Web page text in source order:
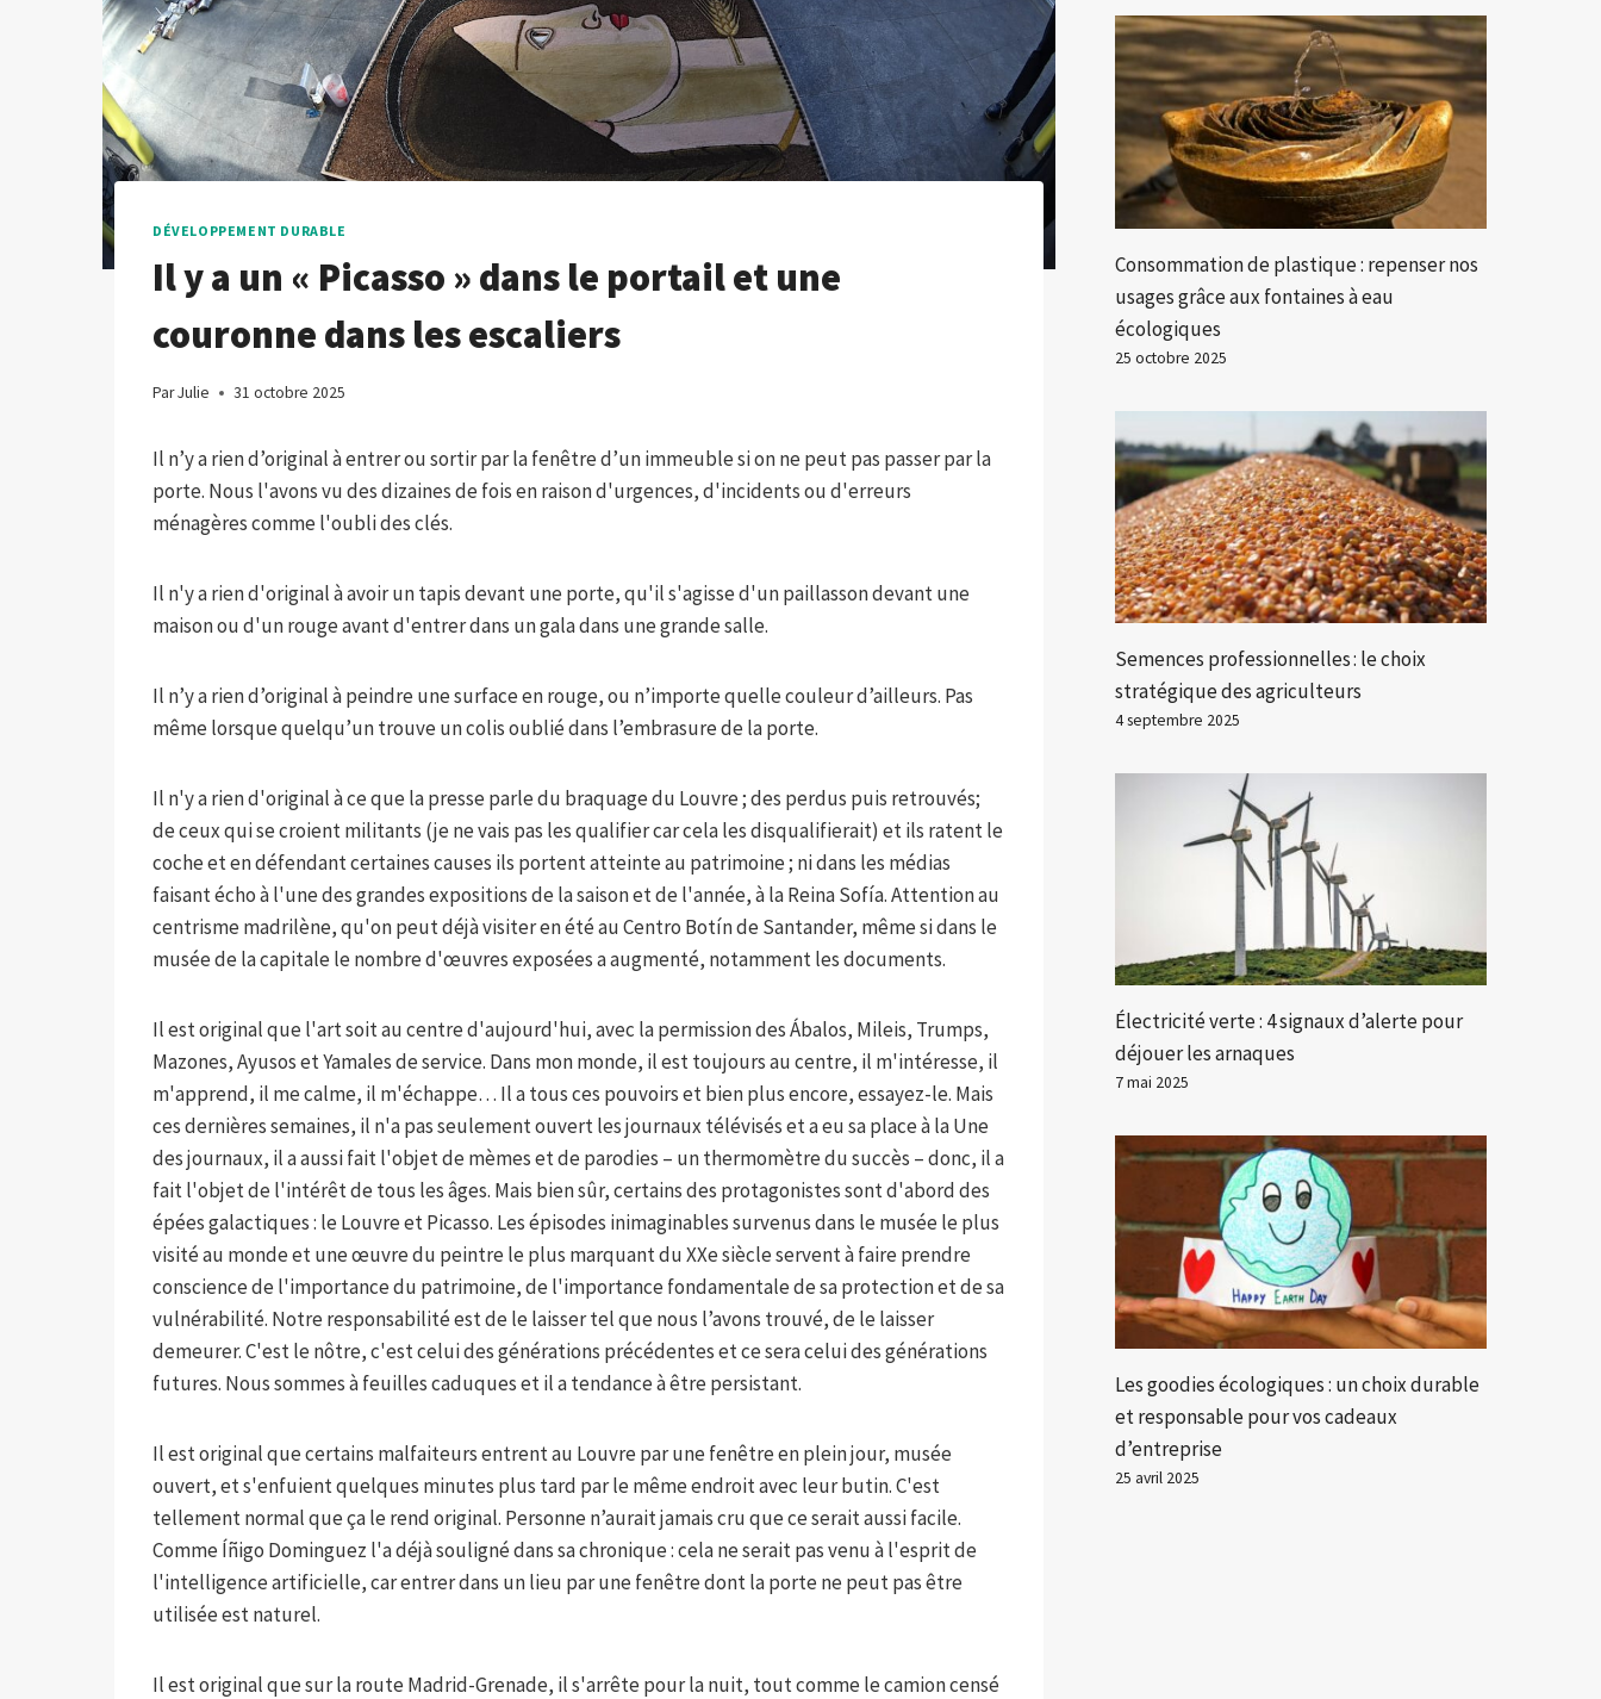
DÉVELOPPEMENT DURABLE
Il y a un « Picasso » dans le portail et une
couronne dans les escaliers
ParJulie 31 octobre 2025
Il n’y a rien d’original à entrer ou sortir par la fenêtre d’un immeuble si on ne peut pas passer par la
porte. Nous l'avons vu des dizaines de fois en raison d'urgences, d'incidents ou d'erreurs
ménagères comme l'oubli des clés.
Il n'y a rien d'original à avoir un tapis devant une porte, qu'il s'agisse d'un paillasson devant une
maison ou d'un rouge avant d'entrer dans un gala dans une grande salle.
Il n’y a rien d’original à peindre une surface en rouge, ou n’importe quelle couleur d’ailleurs. Pas
même lorsque quelqu’un trouve un colis oublié dans l’embrasure de la porte.
Il n'y a rien d'original à ce que la presse parle du braquage du Louvre ; des perdus puis retrouvés;
de ceux qui se croient militants (je ne vais pas les qualifier car cela les disqualifierait) et ils ratent le
coche et en défendant certaines causes ils portent atteinte au patrimoine ; ni dans les médias
faisant écho à l'une des grandes expositions de la saison et de l'année, à la Reina Sofía. Attention au
centrisme madrilène, qu'on peut déjà visiter en été au Centro Botín de Santander, même si dans le
musée de la capitale le nombre d'œuvres exposées a augmenté, notamment les documents.
Il est original que l'art soit au centre d'aujourd'hui, avec la permission des Ábalos, Mileis, Trumps,
Mazones, Ayusos et Yamales de service. Dans mon monde, il est toujours au centre, il m'intéresse, il
m'apprend, il me calme, il m'échappe… Il a tous ces pouvoirs et bien plus encore, essayez-le. Mais
ces dernières semaines, il n'a pas seulement ouvert les journaux télévisés et a eu sa place à la Une
des journaux, il a aussi fait l'objet de mèmes et de parodies – un thermomètre du succès – donc, il a
fait l'objet de l'intérêt de tous les âges. Mais bien sûr, certains des protagonistes sont d'abord des
épées galactiques : le Louvre et Picasso. Les épisodes inimaginables survenus dans le musée le plus
visité au monde et une œuvre du peintre le plus marquant du XXe siècle servent à faire prendre
conscience de l'importance du patrimoine, de l'importance fondamentale de sa protection et de sa
vulnérabilité. Notre responsabilité est de le laisser tel que nous l’avons trouvé, de le laisser
demeurer. C'est le nôtre, c'est celui des générations précédentes et ce sera celui des générations
futures. Nous sommes à feuilles caduques et il a tendance à être persistant.
Il est original que certains malfaiteurs entrent au Louvre par une fenêtre en plein jour, musée
ouvert, et s'enfuient quelques minutes plus tard par le même endroit avec leur butin. C'est
tellement normal que ça le rend original. Personne n’aurait jamais cru que ce serait aussi facile.
Comme Íñigo Dominguez l'a déjà souligné dans sa chronique : cela ne serait pas venu à l'esprit de
l'intelligence artificielle, car entrer dans un lieu par une fenêtre dont la porte ne peut pas être
utilisée est naturel.
Il est original que sur la route Madrid-Grenade, il s'arrête pour la nuit, tout comme le camion censé
Consommation de plastique : repenser nos
usages grâce aux fontaines à eau
écologiques
25 octobre 2025
Semences professionnelles : le choix
stratégique des agriculteurs
4 septembre 2025
Électricité verte : 4 signaux d’alerte pour
déjouer les arnaques
7 mai 2025
Les goodies écologiques : un choix durable
et responsable pour vos cadeaux
d’entreprise
25 avril 2025